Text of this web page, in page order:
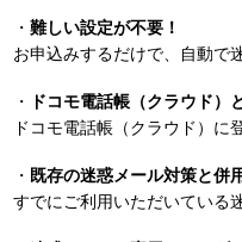
・ 難しい設定が不要！
お申込みするだけで、自動で
・
ドコモ電話帳（クラウド）
ドコモ電話帳（クラウド）に
・ 既存の迷惑メール対策と併
すでにご利用いただいている